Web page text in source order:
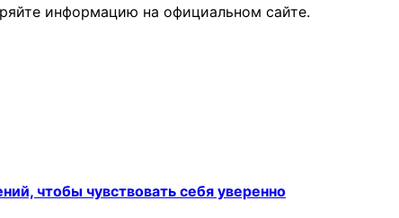
информацию на официальном сайте.
чтобы чувствовать себя уверенно